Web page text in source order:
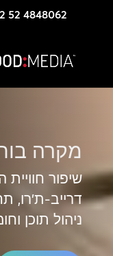
52 4848062
מקרה
שיפור
דרייב-ת'רו,
ניהול תוכן